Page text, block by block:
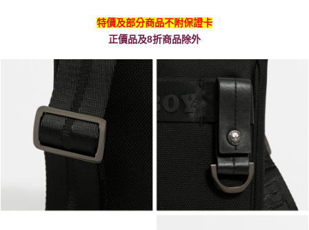
特價及部分商品不附保證卡
正價品及8折商品除外